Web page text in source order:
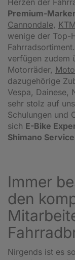
Premium-
Cannondale, KTM
wenige der Top-
verfügen zudem
Motorräder,
dazugehörige
Vespa, Dainese,
sehr stolz auf
Schulungen und
sich E-Bike
Shimano
Immer
den
Nirgends ist es